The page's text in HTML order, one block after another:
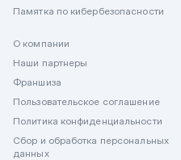
Памятка по кибербезопасности
О компании
Наши партнеры
Франшиза
Пользовательское соглашение
Политика конфиденциальности
Сбор и обработка персональных
данных